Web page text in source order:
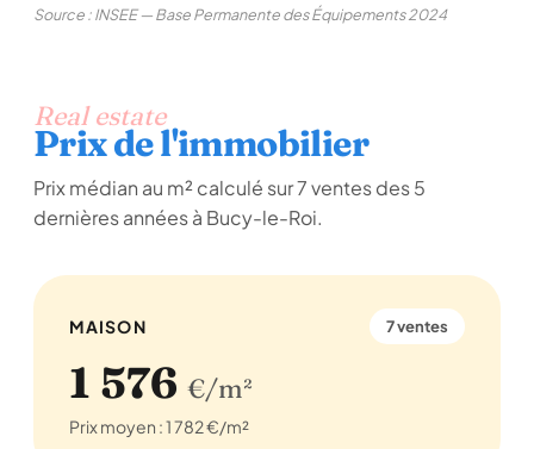
Source : INSEE — Base Permanente des Équipements 2024
Real estate
Prix de l'immobilier
Prix médian au m² calculé sur 7 ventes des 5
dernières années à Bucy-le-Roi.
MAISON 7 ventes
1 576 €/m²
Prix moyen : 1 782 €/m²